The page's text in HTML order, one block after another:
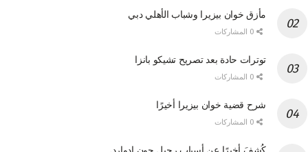
مأزق خوان بيزيرا وشباب الأهلي دبي
توترات حادة بعد تصريح تشيكو بانزا
شرح قضية خوان بيزيرا أخيرًا